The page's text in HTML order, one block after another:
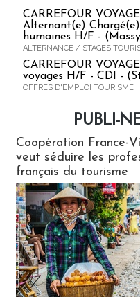
CARREFOUR
Alternant(e) Chargé(e)
humaines H/F -
ALTERNANCE / STAGES
CARREFOUR
voyages H/F - CDI -
OFFRES D'EMPLOI TOURISME
PUBLI-
Coopération France-
veut séduire les
français du tourisme